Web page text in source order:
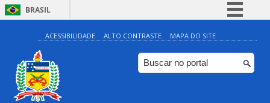
BRASIL
Simplifique!
Comunica BR
Participe
ACESSIBILIDADE ALTO CONTRASTE MAPA DO SITE